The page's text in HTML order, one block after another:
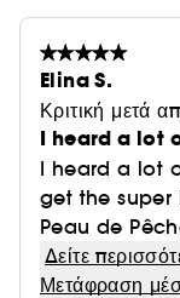
Elina S.
Κριτική μετά
I heard a lot
I heard a lot
get the
Peau de
Δείτε
Μετάφραση